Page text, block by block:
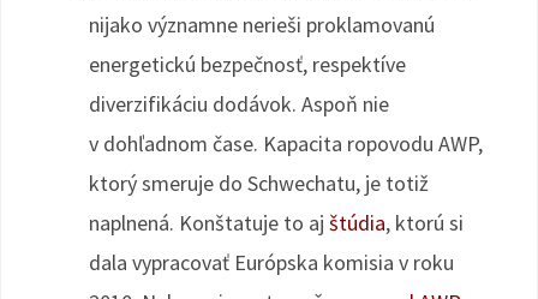
nijako významne nerieši proklamovanú
energetickú bezpečnosť, respektíve
diverzifikáciu dodávok. Aspoň nie
v dohľadnom čase. Kapacita ropovodu AWP,
ktorý smeruje do Schwechatu, je totiž
naplnená. Konštatuje to ajštúdia, ktorú si
dala vypracovať Európska komisia v roku